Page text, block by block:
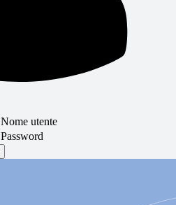
Nome utente
Password